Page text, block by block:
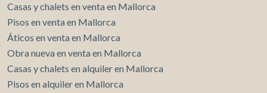
Casas y chalets en venta en Mallorca
Pisos en venta en Mallorca
Áticos en venta en Mallorca
Obra nueva en venta en Mallorca
Casas y chalets en alquiler en Mallorca
Pisos en alquiler en Mallorca